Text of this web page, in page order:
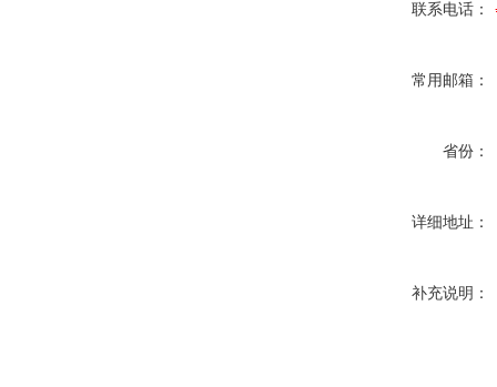
联系电话：
常用邮箱：
省份：
详细地址：
补充说明：